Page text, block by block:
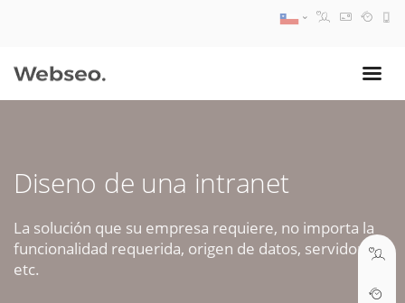
Diseno de una intranet
La solución que su empresa requiere, no importa la
funcionalidad requerida, origen de datos, servidores,
etc.
09:30 AM A 18:30 PM
soporte@webseo.cl